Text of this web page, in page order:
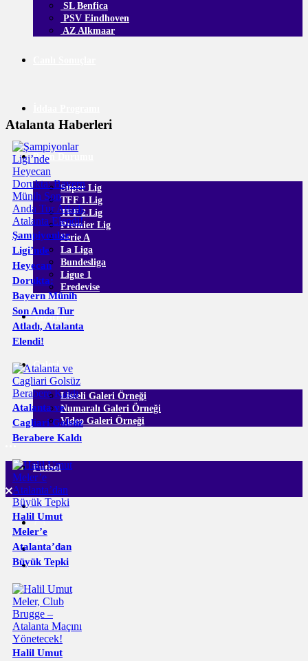
SL Benfica
PSV Eindhoven
AZ Alkmaar
Puan Durumu
Süper Lig
TFF 1.Lig
TFF 2.Lig
Premier Lig
Serie A
La Liga
Bundesliga
Ligue 1
Eredevise
Yazarlar
Galeri
Listeli Galeri Örneği
Numaralı Galeri Örneği
Video Galeri Örneği
Futbol
Atalanta Haberleri
Şampiyonlar
Ligi’nde
Heyecan
Dorukta:
Bayern Münih
Son Anda Tur
Atladı, Atalanta
Elendi!
Atalanta ve
Cagliari Golsüz
Berabere Kaldı
Halil Umut
Meler’e
Atalanta’dan
Büyük Tepki
Halil Umut